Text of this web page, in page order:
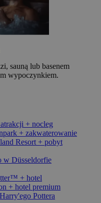
sauną lub basenem
wypoczynkiem.
+ nocleg
+ zakwaterowanie
Resort + pobyt
w Düsseldorfie
+ hotel
+ hotel premium
Pottera